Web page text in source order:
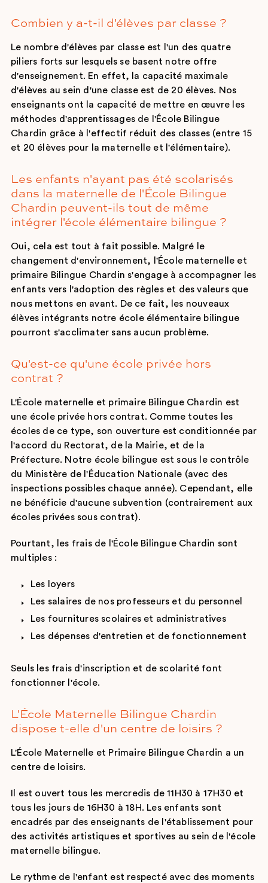
Combien y a-t-il d'élèves par classe ?
Le nombre d'élèves par classe est l'un des quatre
piliers forts sur lesquels se basent notre offre
d'enseignement. En effet, la capacité maximale
d'élèves au sein d'une classe est de 20 élèves. Nos
enseignants ont la capacité de mettre en œuvre les
méthodes d'apprentissages de l'École Bilingue
Chardin grâce à l'effectif réduit des classes (entre 15
et 20 élèves pour la maternelle et l'élémentaire).
Les enfants n'ayant pas été scolarisés
dans la maternelle de l'École Bilingue
Chardin peuvent-ils tout de même
intégrer l'école élémentaire bilingue ?
Oui, cela est tout à fait possible. Malgré le
changement d'environnement, l'École maternelle et
primaire Bilingue Chardin s'engage à accompagner les
enfants vers l'adoption des règles et des valeurs que
nous mettons en avant. De ce fait, les nouveaux
élèves intégrants notre école élémentaire bilingue
pourront s'acclimater sans aucun problème.
Qu'est-ce qu'une école privée hors
contrat ?
L'École maternelle et primaire Bilingue Chardin est
une école privée hors contrat. Comme toutes les
écoles de ce type, son ouverture est conditionnée par
l'accord du Rectorat, de la Mairie, et de la
Préfecture. Notre école bilingue est sous le contrôle
du Ministère de l'Éducation Nationale (avec des
inspections possibles chaque année). Cependant, elle
ne bénéficie d'aucune subvention (contrairement aux
écoles privées sous contrat).
Pourtant, les frais de l'École Bilingue Chardin sont
multiples :
Les loyers
Les salaires de nos professeurs et du personnel
Les fournitures scolaires et administratives
Les dépenses d'entretien et de fonctionnement
Seuls les frais d'inscription et de scolarité font
fonctionner l'école.
L'École Maternelle Bilingue Chardin
dispose t-elle d'un centre de loisirs ?
L'École Maternelle et Primaire Bilingue Chardin a un
centre de loisirs.
Il est ouvert tous les mercredis de 11H30 à 17H30 et
tous les jours de 16H30 à 18H. Les enfants sont
encadrés par des enseignants de l'établissement pour
des activités artistiques et sportives au sein de l'école
maternelle bilingue.
Le rythme de l'enfant est respecté avec des moments